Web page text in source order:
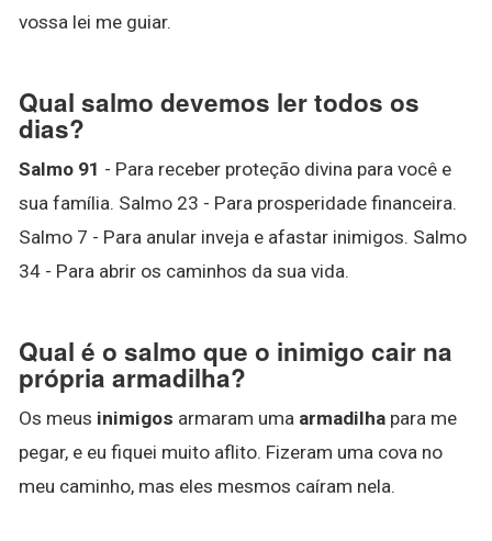
vossa lei me guiar.
Qual salmo devemos ler todos os
dias?
Salmo 91 - Para receber proteção divina para você e
sua família. Salmo 23 - Para prosperidade financeira.
Salmo 7 - Para anular inveja e afastar inimigos. Salmo
34 - Para abrir os caminhos da sua vida.
Qual é o salmo que o inimigo cair na
própria armadilha?
Os meus inimigos armaram uma armadilha para me
pegar, e eu fiquei muito aflito. Fizeram uma cova no
meu caminho, mas eles mesmos caíram nela.